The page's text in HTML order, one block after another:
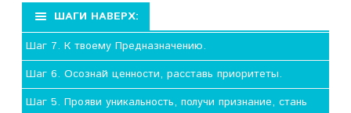
ШАГИ НАВЕРХ:
Шаг 7. К твоему Предназначению.
Шаг 6. Осознай ценности, расставь приоритеты.
Шаг 5. Прояви уникальность, получи признание, стань